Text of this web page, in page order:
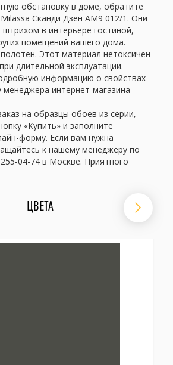
обстановку в доме, обратите
Сканди Дзен AM9 012/1. Они
в интерьере гостиной,
помещений вашего дома.
Этот материал нетоксичен
длительной эксплуатации.
информацию о свойствах
интернет-магазина
на образцы обоев из серии,
«Купить» и заполните
форму. Если вам нужна
к нашему менеджеру по
04-74 в Москве. Приятного
ЦВЕТА